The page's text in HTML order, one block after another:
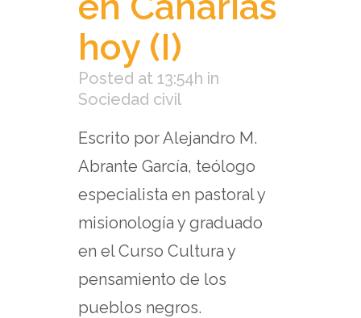
hoy (I)
Posted at 13:54h in
Sociedad civil
Escrito por Alejandro M.
Abrante García, teólogo
especialista en pastoral y
misionología y graduado
en el Curso Cultura y
pensamiento de los
pueblos negros.